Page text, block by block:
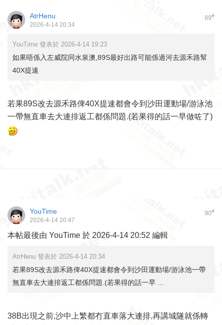
89#
AtrHenu
2026-4-14 20:34
YouTime 發表於 2026-4-14 19:23
如果唔係入左威院同水泉澳,89S最好出路可能係過河去源禾路幫
40X提速
若果89S改去源禾路俾40X提速都會令到沙田運動場/游泳池
一帶無直車去大連排返工都係問題.(若果得的話一早做咗了)
90#
YouTime
2026-4-14 20:47
本帖最後由 YouTime 於 2026-4-14 20:52 編輯
AtrHenu 發表於 2026-4-14 20:34
若果89S改去源禾路俾40X提速都會令到沙田運動場/游泳池一帶
無直車去大連排返工都係問題.(若果得的話一早 ...
38B出現之前,沙中上繁都冇直車落大連排,再講城隧就係轉